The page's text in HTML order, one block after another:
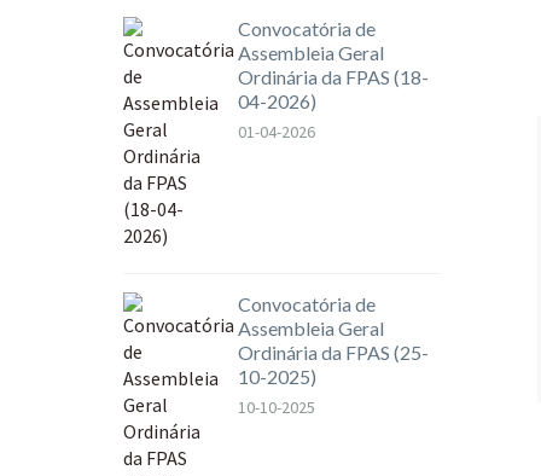
Convocatória de
Assembleia Geral
Ordinária da FPAS (18-
04-2026)
01-04-2026
Convocatória de
Assembleia Geral
Ordinária da FPAS (25-
10-2025)
10-10-2025